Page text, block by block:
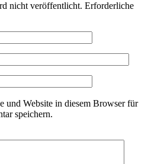
nicht veröffentlicht. Erforderliche
und Website in diesem Browser für
speichern.